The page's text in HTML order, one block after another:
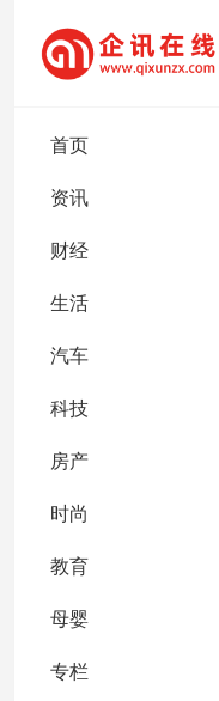
首页
资讯
财经
生活
汽车
科技
房产
时尚
教育
母婴
专栏